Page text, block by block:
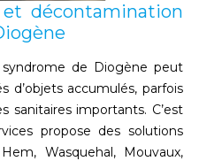
décontamination
syndrome de Diogène peut
d’objets accumulés, parfois
sanitaires importants. C’est
propose des solutions
Wasquehal, Mouvaux,